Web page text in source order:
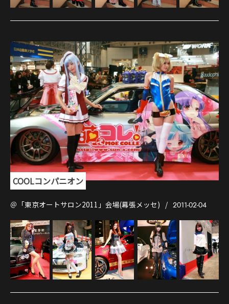
COOLコンパニオン
＠「東京オートサロン2011」会場(幕張メッセ) 2011-02-04